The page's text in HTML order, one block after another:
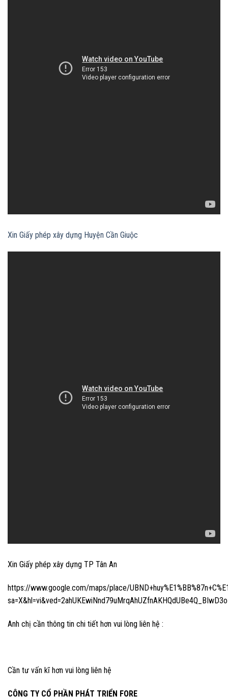
Xin Giấy phép xây dựng Huyện Cần Giuộc
Xin Giấy phép xây dựng TP Tân An
https://www.google.com/maps/place/
Anh chị cần thông tin chi tiết hơn vui lòng liên hệ :
Cần tư vấn kĩ hơn vui lòng liên hệ
CÔNG TY CỔ PHẦN PHÁT TRIỂN FORE